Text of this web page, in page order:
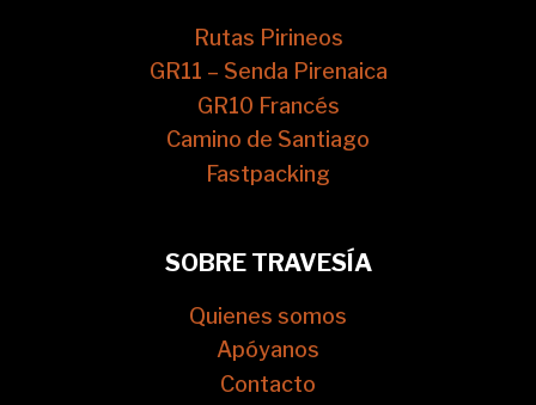
Rutas Pirineos
GR11 – Senda Pirenaica
GR10 Francés
Camino de Santiago
Fastpacking
SOBRE TRAVESÍA
Quienes somos
Apóyanos
Contacto